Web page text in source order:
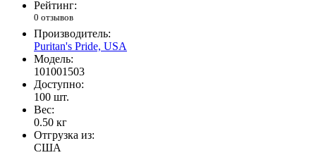
Рейтинг:
0 отзывов
Производитель:
Puritan's Pride, USA
Модель:
101001503
Доступно:
100 шт.
Вес:
0.50 кг
Отгрузка из:
США